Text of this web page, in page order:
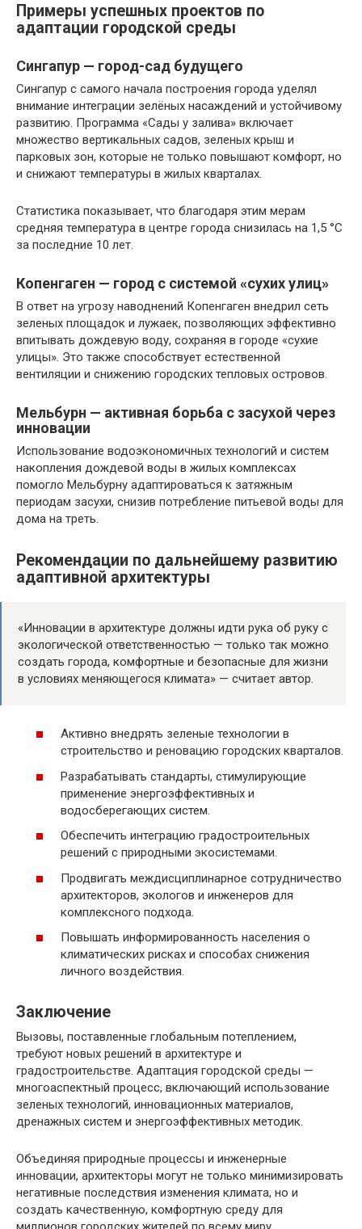
Примеры успешных проектов по
адаптации городской среды
Сингапур — город-сад будущего
Сингапур с самого начала построения города уделял
внимание интеграции зелёных насаждений и устойчивому
развитию. Программа «Сады у залива» включает
множество вертикальных садов, зеленых крыш и
парковых зон, которые не только повышают комфорт, но
и снижают температуры в жилых кварталах.
Статистика показывает, что благодаря этим мерам
средняя температура в центре города снизилась на 1,5 °C
за последние 10 лет.
Копенгаген — город с системой «сухих улиц»
В ответ на угрозу наводнений Копенгаген внедрил сеть
зеленых площадок и лужаек, позволяющих эффективно
впитывать дождевую воду, сохраняя в городе «сухие
улицы». Это также способствует естественной
вентиляции и снижению городских тепловых островов.
Мельбурн — активная борьба с засухой через
инновации
Использование водоэкономичных технологий и систем
накопления дождевой воды в жилых комплексах
помогло Мельбурну адаптироваться к затяжным
периодам засухи, снизив потребление питьевой воды для
дома на треть.
Рекомендации по дальнейшему развитию
адаптивной архитектуры
«Инновации в архитектуре должны идти рука об руку с
экологической ответственностью — только так можно
создать города, комфортные и безопасные для жизни
в условиях меняющегося климата» — считает автор.
Активно внедрять зеленые технологии в
строительство и реновацию городских кварталов.
Разрабатывать стандарты, стимулирующие
применение энергоэффективных и
водосберегающих систем.
Обеспечить интеграцию градостроительных
решений с природными экосистемами.
Продвигать междисциплинарное сотрудничество
архитекторов, экологов и инженеров для
комплексного подхода.
Повышать информированность населения о
климатических рисках и способах снижения
личного воздействия.
Заключение
Вызовы, поставленные глобальным потеплением,
требуют новых решений в архитектуре и
градостроительстве. Адаптация городской среды —
многоаспектный процесс, включающий использование
зеленых технологий, инновационных материалов,
дренажных систем и энергоэффективных методик.
Объединяя природные процессы и инженерные
инновации, архитекторы могут не только минимизировать
негативные последствия изменения климата, но и
создать качественную, комфортную среду для